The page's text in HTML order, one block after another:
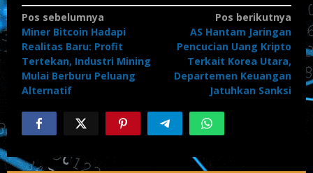
Navigasi
pos
Pos sebelumnya
Miner Bitcoin Hadapi
Realitas Baru: Profit
Tertekan, Industri Mining
Mulai Berburu Peluang
Alternatif
Pos berikutnya
AS Hantam Jaringan
Pencucian Uang Kripto
Terkait Korea Utara,
Departemen Keuangan
Jatuhkan Sanksi